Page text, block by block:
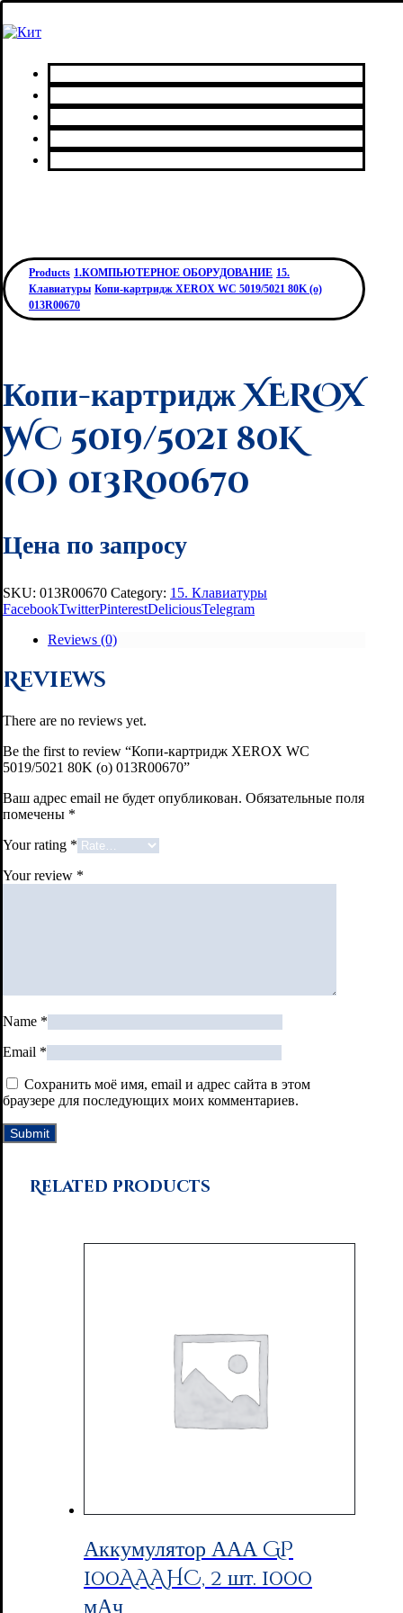
Products 1.КОМПЬЮТЕРНОЕ ОБОРУДОВАНИЕ 15.
Клавиатуры Копи-картридж XEROX WC 5019/5021 80K (o)
013R00670
Копи-картридж XEROX
WC 5019/5021 80K
(o) 013R00670
Цена по запросу
SKU: 013R00670 Category: 15. Клавиатуры
FacebookTwitterPinterestDeliciousTelegram
Reviews (0)
Reviews
There are no reviews yet.
Be the first to review “Копи-картридж XEROX WC
5019/5021 80K (o) 013R00670”
Ваш адрес email не будет опубликован. Обязательные поля
помечены *
Your rating *
Your review *
Name *
Email *
Сохранить моё имя, email и адрес сайта в этом
браузере для последующих моих комментариев.
Related products
Аккумулятор ААА GP
100AAAHC, 2 шт. 1000